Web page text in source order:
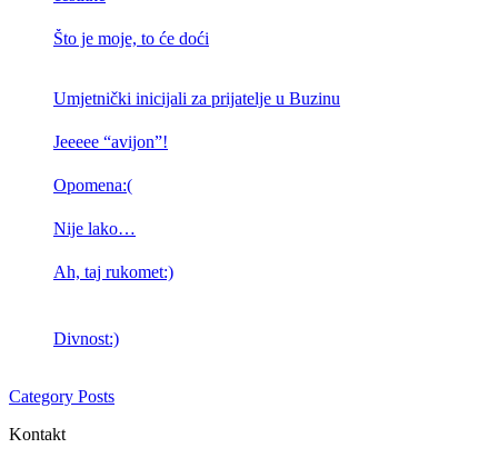
Što je moje, to će doći
Umjetnički inicijali za prijatelje u Buzinu
Jeeeee “avijon”!
Opomena:(
Nije lako…
Ah, taj rukomet:)
Divnost:)
Category Posts
Kontakt